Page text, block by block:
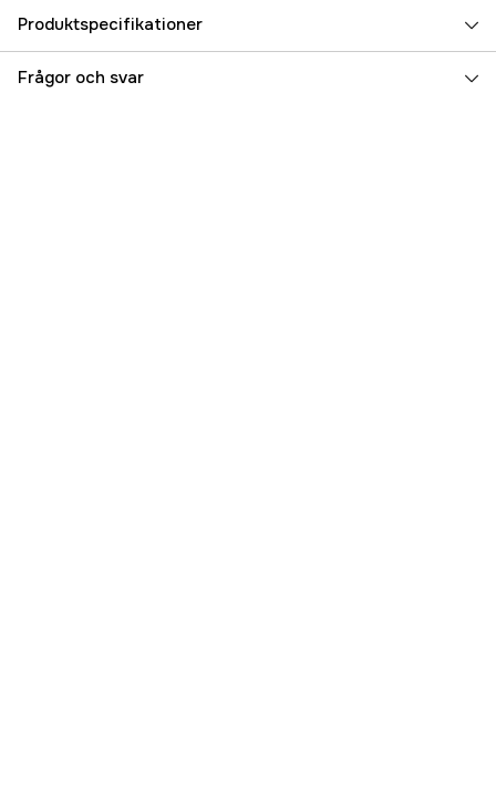
Produktspecifikationer
Referensnummer 5000079802
Frågor och svar